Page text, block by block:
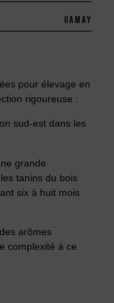
GAMAY
pour élevage en
rigoureuse :
sud-est dans les
grande
tanins du bois
six à huit mois
arômes
complexité à ce